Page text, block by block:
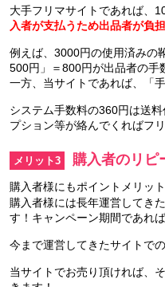
大手フリマサイトであれば、
入者が支払うため出品者が負
例えば、3000円の使用済みの
500円」＝800円が出品者の手
一方、当サイトであれば、「
システム手数料の360円は送料
プション等が絡んでくればフ
メリット3 購入者のリピ
購入者様にもポイントメリッ
購入者様には長年運営してき
す！キャンペーン期間であれ
今まで運営してきたサイトでの
当サイトでお売り頂ければ、